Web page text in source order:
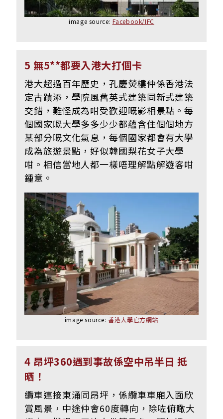
image source: Facebook/IFC
5 無5**都要入港大打個卡
港大超過百年歷史，孔慶熒樓仲係香港法
定古蹟添，學院風舊英式建築同新式建築
交錯，難怪成為咁受歡迎嘅影相景點。每
個國家嘅大學多多少少都蘊含住個個地方
某部分嘅文化氣息，每個國家都會有大學
成為旅遊景點，好似韓國梨花女子大學
咁。相信當地人都一樣唔理解點解遊客咁
鍾意。
image source: 香港大學官方網站
4 昂坪360遇到事故係空中吊半日 抵
晒！
纜車連接東涌同昂坪，係纜車車廂入面欣
賞風景，中途仲會60度轉向，除咗俯瞰大